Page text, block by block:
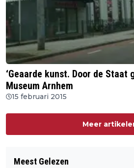
‘Geaarde kunst. Door de Staat
Museum Arnhem
15 februari 2015
Meer
Meest Gelezen